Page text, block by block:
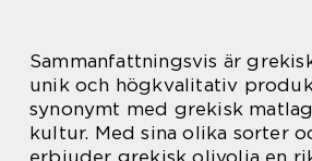
Sammanfattningsvis är
unik och högkvalitativ
synonymt med grekisk
kultur. Med sina olika sorter